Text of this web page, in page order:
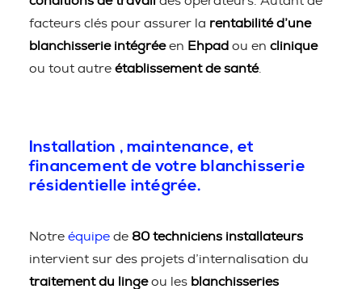
facteurs clés pour assurer la rentabilité d’une
blanchisserie intégréeen Ehpad ou en clinique
ou tout autre établissement de santé.
Installation , maintenance, et
financement de votre blanchisserie
résidentielle intégrée.
Notre équipe de 80 techniciens installateurs
intervient sur des projets d’internalisation du
traitement du lingeou les blanchisseries